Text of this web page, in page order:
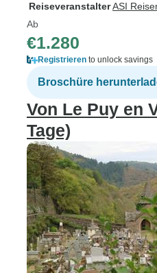
ReiseveranstalterASI
Ab
€1.280
Registrieren to unlock savings
Broschüre
Von Le Puy en
Tage)